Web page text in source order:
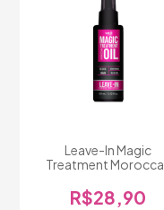
Leave-In Magic
Treatment Moroccan
R$28,90